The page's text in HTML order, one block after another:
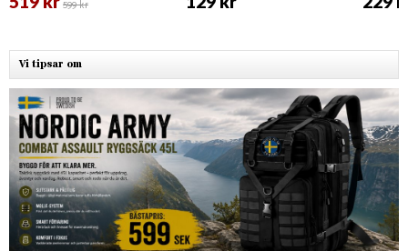
599 kr
Vi tipsar om